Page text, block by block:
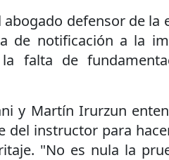
defensor de la
de notificación a la
falta de
y Martín Irurzun
del instructor para
"No es nula la